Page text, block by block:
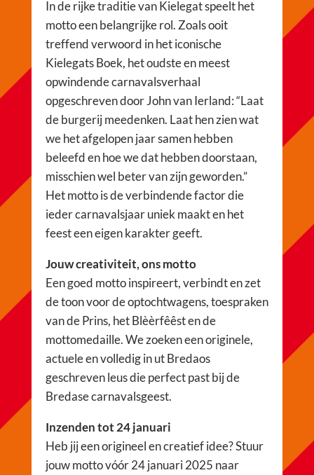
In de rijke traditie van Kielegat speelt het
motto een belangrijke rol. Zoals ooit
treffend verwoord in het iconische
Kielegats Boek, het oudste en meest
opwindende carnavalsverhaal
opgeschreven door John van Ierland: “Laat
de burgerij meedenken. Laat hen zien wat
we het afgelopen jaar samen hebben
beleefd en hoe we dat hebben doorstaan,
misschien wel beter van zijn geworden.”
Het motto is de verbindende factor die
ieder carnavalsjaar uniek maakt en het
feest een eigen karakter geeft.
Jouw creativiteit, ons motto
Een goed motto inspireert, verbindt en zet
de toon voor de optochtwagens, toespraken
van de Prins, het Blèèrfêêst en de
mottomedaille. We zoeken een originele,
actuele en volledig in ut Bredaos
geschreven leus die perfect past bij de
Bredase carnavalsgeest.
Inzenden tot 24 januari
Heb jij een origineel en creatief idee? Stuur
jouw motto vóór 24 januari 2025 naar